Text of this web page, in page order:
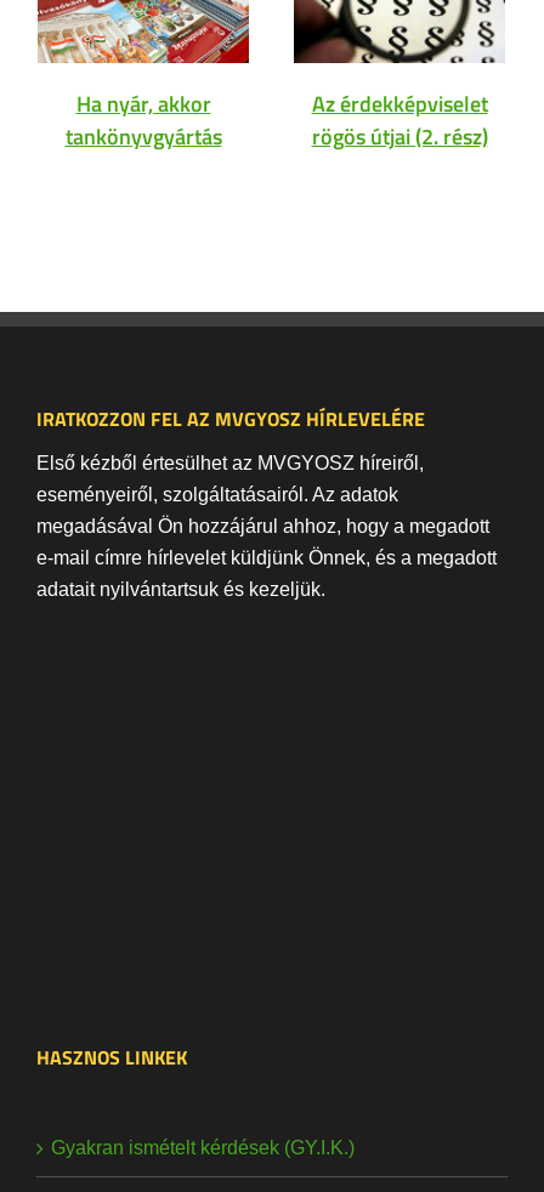
Ha nyár, akkor
tankönyvgyártás
Az érdekképviselet
rögös útjai (2. rész)
IRATKOZZON FEL AZ MVGYOSZ HÍRLEVELÉRE
Első kézből értesülhet az MVGYOSZ híreiről,
eseményeiről, szolgáltatásairól. Az adatok
megadásával Ön hozzájárul ahhoz, hogy a megadott
e-mail címre hírlevelet küldjünk Önnek, és a megadott
adatait nyilvántartsuk és kezeljük.
HASZNOS LINKEK
Gyakran ismételt kérdések (GY.I.K.)